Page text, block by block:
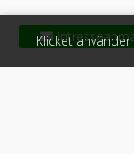
Klicket